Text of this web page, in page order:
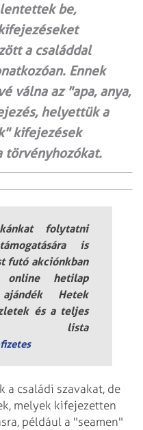
be,
a családdal
Ennek
válna az "apa, anya,
helyettük a
kifejezések
törvényhozókat.
folytatni
is
futó akciónkban
hetilap
Hetek
és a teljes
lista
a családi szavakat, de
melyek kifejezetten
például a "seamen"